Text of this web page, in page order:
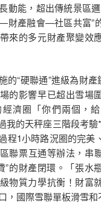
動能，超出傳統景區
產融會—社區共富”
來的多元財產聚變效
的“硬聯通”進級為財產
的影響早已超出雪場
濟圈「你們兩個，
我的天秤座三階段考
程1小時路況圈的完美
聯票互通等辦法，串
”的財產閉環。「張水
物質力學抗衡！財富
，國際雪聯單板滑雪